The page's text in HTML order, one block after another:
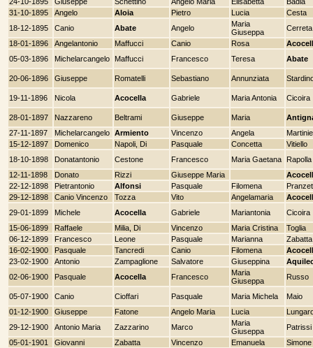
31-10-1895
Angelo Aloia Pietro Lucia
Cesta
18-12-1895
Canio Abate Angelo
Maria
Giuseppa
Cerreta
18-01-1896
Angelantonio Maffucci Canio Rosa
05-03-1896
Michelarcangelo Maffucci Francesco Teresa Abate
20-06-1896 Giuseppe Romatelli Sebastiano Annunziata
19-11-1896 Nicola Acocella Gabriele Maria Antonia Cicoira
28-01-1897 Nazzareno Beltrami Giuseppe Maria
27-11-1897
Michelarcangelo Armiento Vincenzo Angela
15-12-1897
Domenico Napoli, Di Pasquale Concetta
Vitiello
18-10-1898
Donatantonio Cestone Francesco Maria Gaetana
Rapolla
12-11-1898
Donato Rizzi Giuseppe Maria
22-12-1898
Pietrantonio Alfonsi Pasquale Filomena
29-12-1898
Canio Vincenzo Tozza Vito Angelamaria
29-01-1899
Michele Acocella Gabriele Mariantonia
Cicoira
15-06-1899
Raffaele Milia, Di Vincenzo Maria Cristina
Toglia
06-12-1899
Francesco Leone Pasquale Marianna
Zabatta
16-02-1900
Pasquale Tancredi Canio Filomena
23-02-1900
Antonio Zampaglione Salvatore Giuseppina
02-06-1900
Pasquale Acocella Francesco
Maria
Giuseppa
Russo
05-07-1900 Canio Cioffari Pasquale Maria Michela
Maio
01-12-1900
Giuseppe Fatone Angelo Maria Lucia
29-12-1900
Antonio Maria Zazzarino Marco
Maria
Giuseppa
Patrissi
05-01-1901
Giovanni Zabatta Vincenzo Emanuela
Simone